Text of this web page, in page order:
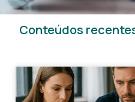
Conteúdos